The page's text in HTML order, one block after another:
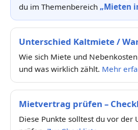
du im Themenbereich „Mieten
Unterschied Kaltmiete /
Wie sich Miete und
und was wirklich zählt. Mehr
Mietvertrag prüfen –
Diese Punkte solltest du vor der